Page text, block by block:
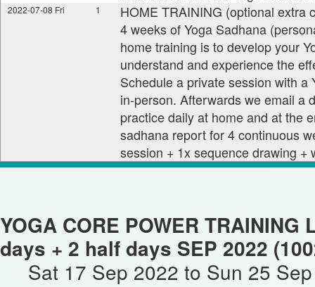
2022-07-08 Fri 1
HOME TRAINING (optional extra
4 weeks of Yoga Sadhana
home training is to develop your
understand and experience the
Schedule a private session with
in-person. Afterwards we email a
practice daily at home and at the
sadhana report for 4 continuous
session + 1x sequence drawing +
YOGA CORE POWER
days + 2 half days SEP 2022
Sat 17 Sep 2022 to Sun 25